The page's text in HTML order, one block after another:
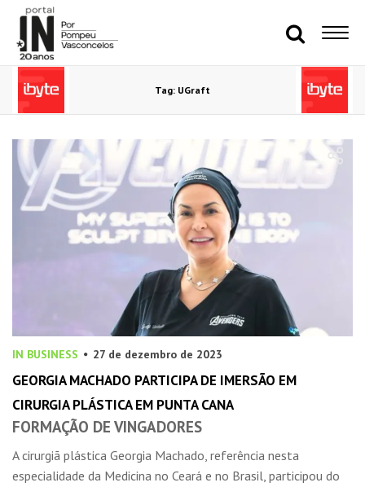
Tag: UGraft
IN BUSINESS 27 de dezembro de 2023
GEORGIA MACHADO PARTICIPA DE IMERSÃO EM
CIRURGIA PLÁSTICA EM PUNTA CANA
FORMAÇÃO DE VINGADORES
A cirurgiã plástica Georgia Machado, referência nesta
especialidade da Medicina no Ceará e no Brasil, participou do